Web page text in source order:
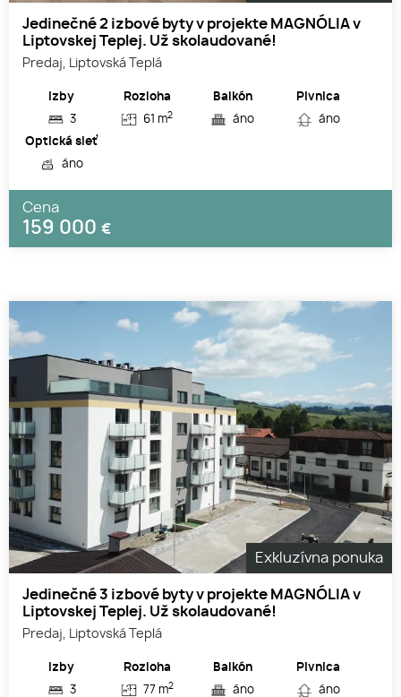
Jedinečné 2 izbové byty v projekte MAGNÓLIA v
Liptovskej Teplej. Už skolaudované!
Predaj, Liptovská Teplá
Izby
3
Rozloha
61 m2
Balkón
áno
Pivnica
áno
Optická sieť
áno
Cena
159 000 €
Exkluzívna ponuka
Jedinečné 3 izbové byty v projekte MAGNÓLIA v
Liptovskej Teplej. Už skolaudované!
Predaj, Liptovská Teplá
Izby
3
Rozloha
77 m2
Balkón
áno
Pivnica
áno